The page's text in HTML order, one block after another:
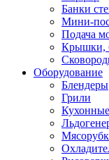
Банки
Мини-
Подача
Крышки,
Оборудование
Блендеры
Грили